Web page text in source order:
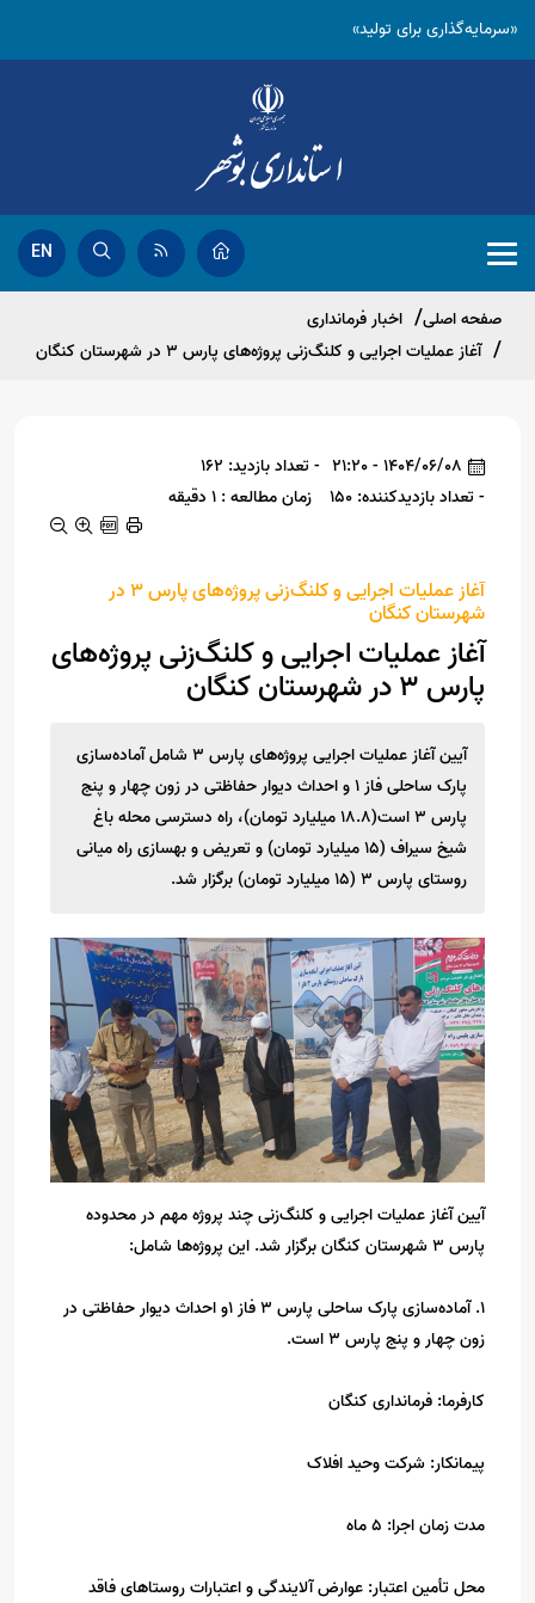
«سرمایه‌گذاری برای تولید»
EN
صفحه اصلی
اخبار فرمانداری
آغاز عملیات اجرایی و کلنگ‌زنی پروژه‌های پارس ۳ در شهرستان کنگان
1404/06/08 - 21:20
- تعداد بازدید: 162
- تعداد بازدیدکننده: 150
زمان مطالعه : 1 دقیقه
آغاز عملیات اجرایی و کلنگ‌زنی پروژه‌های پارس ۳ در
شهرستان کنگان
آغاز عملیات اجرایی و کلنگ‌زنی پروژه‌های
پارس ۳ در شهرستان کنگان
آیین آغاز عملیات اجرایی پروژه‌های پارس ۳ شامل آماده‌سازی
پارک ساحلی فاز ۱ و احداث دیوار حفاظتی در زون چهار و پنج
پارس ۳ است(۱۸.۸ میلیارد تومان)، راه دسترسی محله باغ
شیخ سیراف (۱۵ میلیارد تومان) و تعریض و بهسازی راه میانی
روستای پارس ۳ (۱۵ میلیارد تومان) برگزار شد.
آیین آغاز عملیات اجرایی و کلنگ‌زنی چند پروژه مهم در محدوده
پارس ۳ شهرستان کنگان برگزار شد. این پروژه‌ها شامل:
1. آماده‌سازی پارک ساحلی پارس ۳ فاز ۱و احداث دیوار حفاظتی در
زون چهار و پنج پارس ۳ است.
کارفرما: فرمانداری کنگان
پیمانکار: شرکت وحید افلاک
مدت زمان اجرا: ۵ ماه
محل تأمین اعتبار: عوارض آلایندگی و اعتبارات روستاهای فاقد